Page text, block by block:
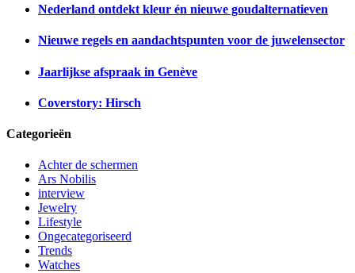
Nederland ontdekt kleur én nieuwe goudalternatieven
Nieuwe regels en aandachtspunten voor de juwelensector
Jaarlijkse afspraak in Genève
Coverstory: Hirsch
Categorieën
Achter de schermen
Ars Nobilis
interview
Jewelry
Lifestyle
Ongecategoriseerd
Trends
Watches